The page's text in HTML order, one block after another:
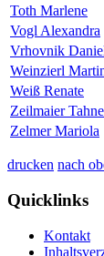
Toth Marlene
Vogl Alexandra
Vrhovnik
Weinzierl
Weiß Renate
Zeilmaier
Zelmer Mariola
drucken nach
Quicklinks
Kontakt